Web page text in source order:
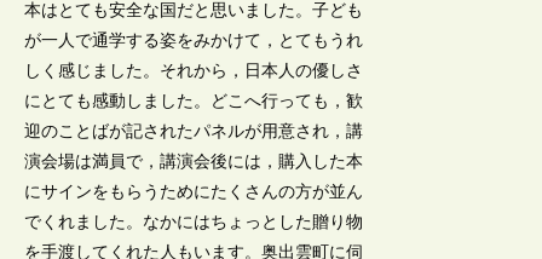
本はとても安全な国だと思いました。子ども
が一人で通学する姿をみかけて，とてもうれ
しく感じました。それから，日本人の優しさ
にとても感動しました。どこへ行っても，歓
迎のことばが記されたパネルが用意され，講
演会場は満員で，講演会後には，購入した本
にサインをもらうためにたくさんの方が並ん
でくれました。なかにはちょっとした贈り物
を手渡してくれた人もいます。奥出雲町に伺